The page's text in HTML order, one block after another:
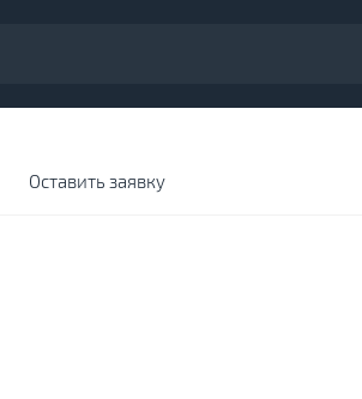
Оставить заявку